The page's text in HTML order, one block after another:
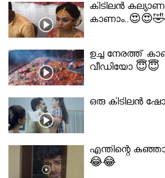
കിടിലൻ
ഉച്ച നേരത്ത്
വീഡിയോ 😇😇
ഒരു കിടിലൻ
എന്തിന്റെ
😂😂